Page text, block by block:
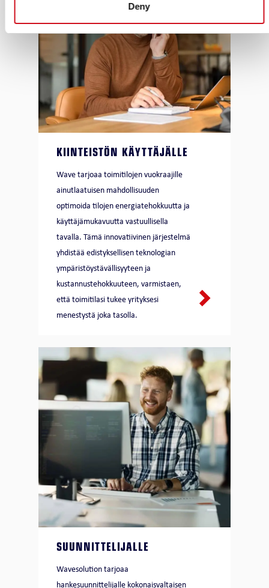
Deny
KIINTEISTÖN KÄYTTÄJÄLLE
Wave tarjoaa toimitilojen vuokraajille
ainutlaatuisen mahdollisuuden
optimoida tilojen energiatehokkuutta ja
käyttäjämukavuutta vastuullisella
tavalla. Tämä innovatiivinen järjestelmä
yhdistää edistyksellisen teknologian
ympäristöystävällisyyteen ja
kustannustehokkuuteen, varmistaen,
että toimitilasi tukee yrityksesi
menestystä joka tasolla.
SUUNNITTELIJALLE
Wavesolution tarjoaa
hankesuunnittelijalle kokonaisvaltaisen